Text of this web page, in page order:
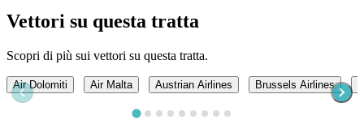
Vettori su questa tratta
Scopri di più sui vettori su questa tratta.
Air Dolomiti Air Malta Austrian Airlines Brussels Airlines